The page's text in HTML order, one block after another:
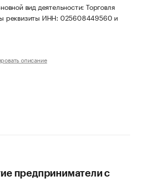
вид деятельности: Торговля
реквизиты ИНН: 025608449560 и
описание
предприниматели с